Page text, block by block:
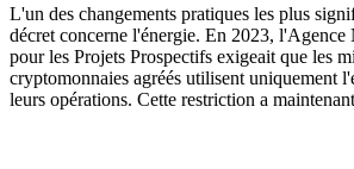
L'un des changements pratiques les plus
décret concerne l'énergie. En 2023, l'Agence
pour les Projets Prospectifs exigeait que les
cryptomonnaies agréés utilisent uniquement
leurs opérations. Cette restriction a